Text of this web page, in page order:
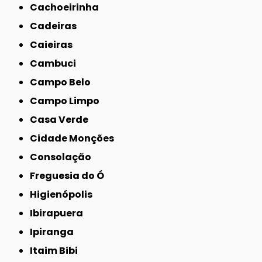
Cachoeirinha
Cadeiras
Caieiras
Cambuci
Campo Belo
Campo Limpo
Casa Verde
Cidade Monções
Consolação
Freguesia do Ó
Higienópolis
Ibirapuera
Ipiranga
Itaim Bibi